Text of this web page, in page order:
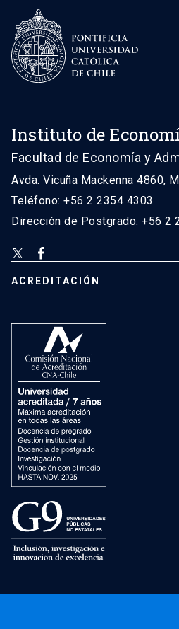
Instituto de
Facultad de Economía y
Avda. Vicuña Mackenna 4860,
Teléfono: +56 2 2354 4303
Dirección de Postgrado: +56 2
ACREDITACIÓN